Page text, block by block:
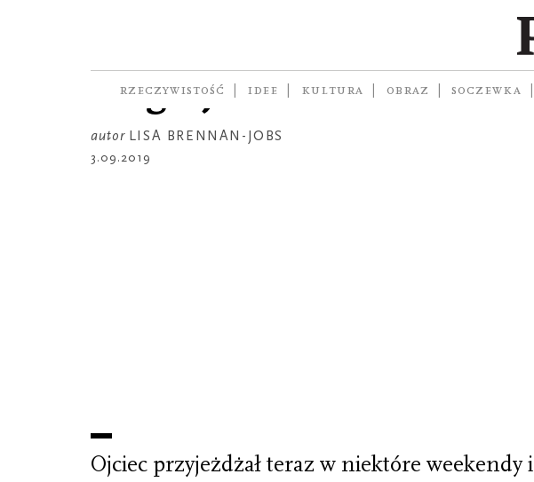
RZECZYWISTOŚĆ IDEE KULTURA OBRAZ SOCZEWKA
"tego Jobsa"
autor LISA BRENNAN-JOBS
3.09.2019
Ojciec przyjeżdżał teraz w niektóre weekendy i